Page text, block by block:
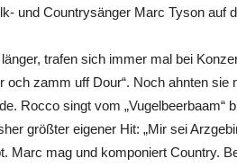
und Countrysänger Marc Tyson auf
trafen sich immer mal bei
zamm uff Dour“. Noch ahnten sie
Rocco singt vom „Vugelbeerbaam“
größter eigener Hit: „Mir sei
Marc mag und komponiert Country.